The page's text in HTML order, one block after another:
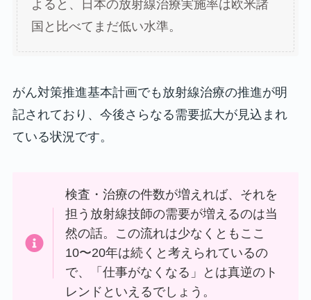
よると、日本の放射線治療実施率は欧米諸
国と比べてまだ低い水準。
がん対策推進基本計画でも放射線治療の推進が明
記されており、今後さらなる需要拡大が見込まれ
ている状況です。
検査・治療の件数が増えれば、それを
担う放射線技師の需要が増えるのは当
然の話。この流れは少なくともここ
10〜20年は続くと考えられているの
で、「仕事がなくなる」とは真逆のト
レンドといえるでしょう。